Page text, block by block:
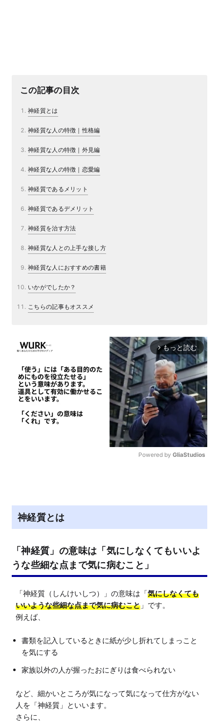
この記事の目次
神経質とは
神経質な人の特徴｜性格編
神経質な人の特徴｜外見編
神経質な人の特徴｜恋愛編
神経質であるメリット
神経質であるデメリット
神経質を治す方法
神経質な人との上手な接し方
神経質な人におすすめの書籍
いかがでしたか？
こちらの記事もオススメ
arrow_forward_ios もっと読む
Powered by GliaStudios
神経質とは
「神経質」の意味は「気にしなくてもいいよ
うな些細な点まで気に病むこと」
「神経質（しんけいしつ）」の意味は「気にしなくても
いいような些細な点まで気に病むこと 」です。
書類を記入しているときに紙が少し折れてしまっこと
を気にする
家族以外の人が握ったおにぎりは食べられない
など、細かいところが気になって気になって仕方がない
人を「神経質」といいます。